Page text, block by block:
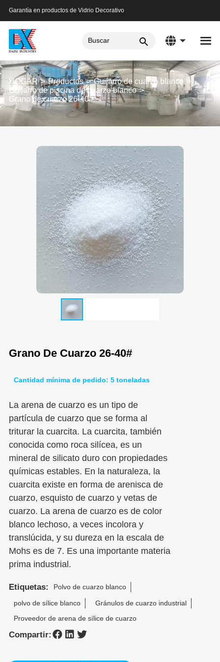
Garantía en productos de Vidrio Decorativo
HOGAR Productos
Guijarro de cuarzo blanco
Guijarro de piscina de cuarzo blanco
Grano de cuarzo 26-40#
Grano De Cuarzo 26-40#
Cantidad mínima de pedido: 5 toneladas
La arena de cuarzo es un tipo de
partícula de cuarzo que se forma al
triturar la cuarcita. La cuarcita, también
conocida como roca silícea, es un
mineral de silicato duro con propiedades
químicas estables. En la naturaleza, la
cuarcita existe en forma de arenisca de
cuarzo, esquisto de cuarzo y vetas de
cuarzo. La arena de cuarzo es de color
blanco lechoso, a veces incolora y
translúcida, y su dureza en la escala de
Mohs es de 7. Es una importante materia
prima industrial.
Etiquetas: Polvo de cuarzo blanco
polvo de sílice blanco
Gránulos de cuarzo industrial
Proveedor de arena de sílice de cuarzo
Compartir: